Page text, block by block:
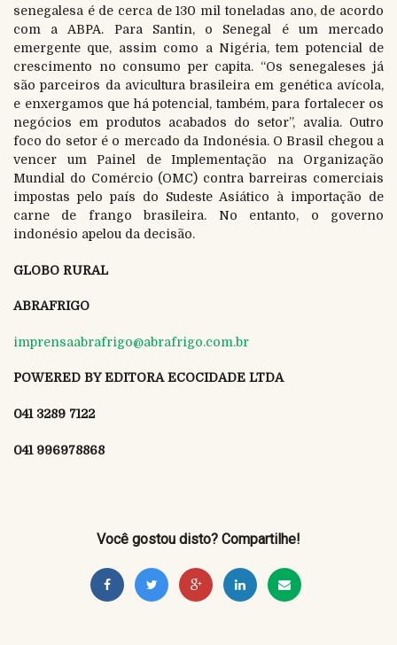
senegalesa é de cerca de 130 mil toneladas ano, de acordo
com a ABPA. Para Santin, o Senegal é um mercado
emergente que, assim como a Nigéria, tem potencial de
crescimento no consumo per capita. “Os senegaleses já
são parceiros da avicultura brasileira em genética avícola,
e enxergamos que há potencial, também, para fortalecer os
negócios em produtos acabados do setor”, avalia. Outro
foco do setor é o mercado da Indonésia. O Brasil chegou a
vencer um Painel de Implementação na Organização
Mundial do Comércio (OMC) contra barreiras comerciais
impostas pelo país do Sudeste Asiático à importação de
carne de frango brasileira. No entanto, o governo
indonésio apelou da decisão.
GLOBO RURAL
ABRAFRIGO
imprensaabrafrigo@abrafrigo.com.br
POWERED BY EDITORA ECOCIDADE LTDA
041 3289 7122
041 996978868
Você gostou disto? Compartilhe!